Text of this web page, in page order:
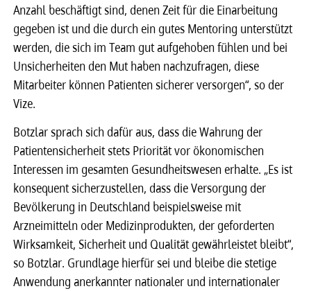
Anzahl beschäftigt sind, denen Zeit für die Einarbeitung
gegeben ist und die durch ein gutes Mentoring unterstützt
werden, die sich im Team gut aufgehoben fühlen und bei
Unsicherheiten den Mut haben nachzufragen, diese
Mitarbeiter können Patienten sicherer versorgen“, so der
Vize.
Botzlar sprach sich dafür aus, dass die Wahrung der
Patientensicherheit stets Priorität vor ökonomischen
Interessen im gesamten Gesundheitswesen erhalte. „Es ist
konsequent sicherzustellen, dass die Versorgung der
Bevölkerung in Deutschland beispielsweise mit
Arzneimitteln oder Medizinprodukten, der geforderten
Wirksamkeit, Sicherheit und Qualität gewährleistet bleibt“,
so Botzlar. Grundlage hierfür sei und bleibe die stetige
Anwendung anerkannter nationaler und internationaler